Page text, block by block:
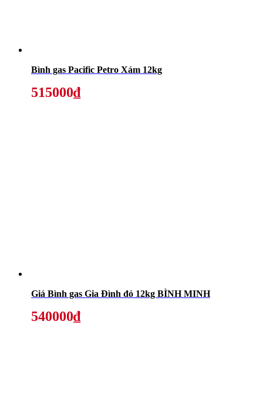
Bình gas Pacific Petro Xám 12kg
515000₫
Giá Bình gas Gia Đình đỏ 12kg BÌNH MINH
540000₫